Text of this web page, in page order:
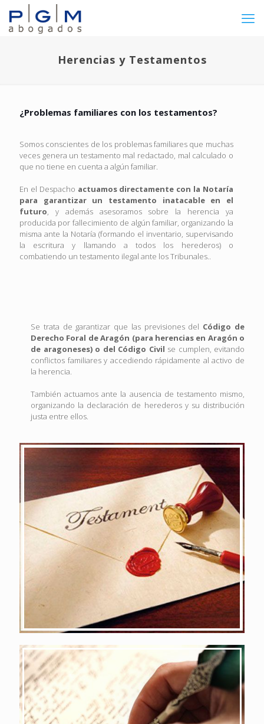
Herencias y Testamentos
¿Problemas familiares con los testamentos?
Somos conscientes de los problemas familiares que muchas
veces genera un testamento mal redactado, mal calculado o
que no tiene en cuenta a algún familiar.
En el Despacho actuamos directamente con la Notaría
para garantizar un testamento inatacable en el
futuro, y además asesoramos sobre la herencia ya
producida por fallecimiento de algún familiar, organizando la
misma ante la Notaría (formando el inventario, supervisando
la escritura y llamando a todos los herederos) o
combatiendo un testamento ilegal ante los Tribunales..
Se trata de garantizar que las previsiones del Código de
Derecho Foral de Aragón (para herencias en Aragón o
de aragoneses) o del Código Civil se cumplen, evitando
conflictos familiares y accediendo rápidamente al activo de
la herencia.
También actuamos ante la ausencia de testamento mismo,
organizando la declaración de herederos y su distribución
justa entre ellos.